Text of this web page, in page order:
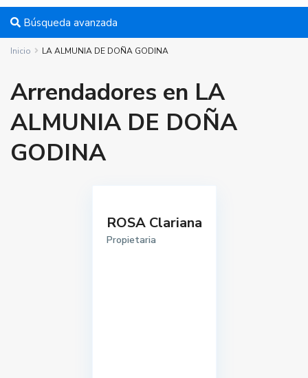
Búsqueda avanzada
Inicio LA ALMUNIA DE DOÑA GODINA
Arrendadores en LA
ALMUNIA DE DOÑA
GODINA
ROSA Clariana
Propietaria